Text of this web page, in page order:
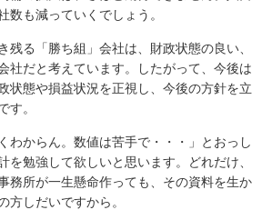
数も減っていくでしょう。
残る「勝ち組」会社は、財政状態の良い、
社だと考えています。したがって、今後は
状態や損益状況を正視し、今後の方針を立
す。
わからん。数値は苦手で・・・」とおっし
を勉強して欲しいと思います。どれだけ、
務所が一生懸命作っても、その資料を生か
方しだいですから。